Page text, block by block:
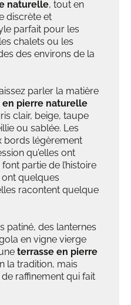
naturelle, tout en
discrète et
parfait pour les
chalets ou les
des environs de la
parler la matière
en pierre naturelle
clair, beige, taupe
ou sablée. Les
bords légèrement
qu’elles ont
partie de l’histoire
ont quelques
racontent quelque
patiné, des lanternes
en vigne vierge
terrasse en pierre
la tradition, mais
raffinement qui fait